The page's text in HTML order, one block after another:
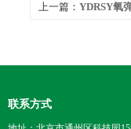
上一篇： YDRSY氧
联系方式